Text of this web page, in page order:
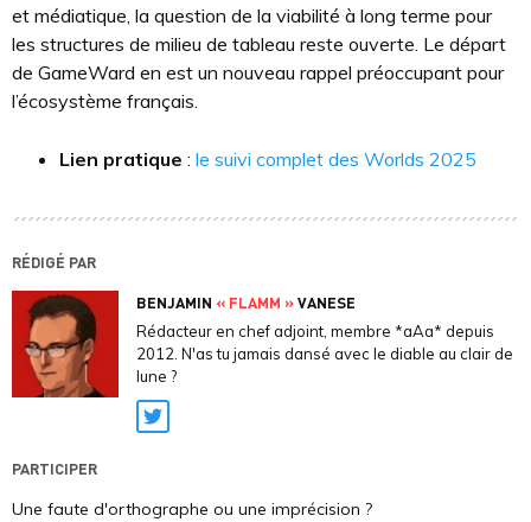
et médiatique, la question de la viabilité à long terme pour
les structures de milieu de tableau reste ouverte. Le départ
de GameWard en est un nouveau rappel préoccupant pour
l’écosystème français.
Lien pratique : le suivi complet des Worlds 2025
RÉDIGÉ PAR
BENJAMIN « FLAMM »VANESE
Rédacteur en chef adjoint, membre *aAa* depuis
2012. N'as tu jamais dansé avec le diable au clair de
lune ?
Twitter
PARTICIPER
Une faute d'orthographe ou une imprécision ?